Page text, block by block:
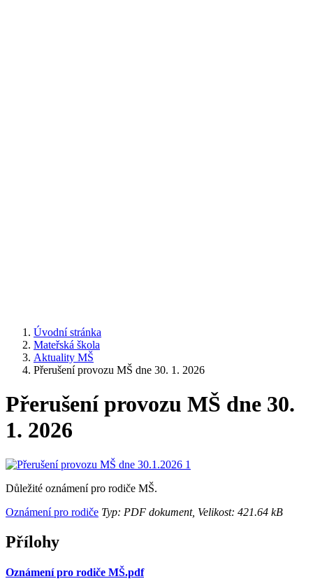
Úvodní stránka
Mateřská škola
Aktuality MŠ
Přerušení provozu MŠ dne 30. 1. 2026
Přerušení provozu MŠ dne 30.
1. 2026
Důležité oznámení pro rodiče MŠ.
Oznámení pro rodiče Typ: PDF dokument, Velikost: 421.64 kB
Přílohy
Oznámení pro rodiče MŠ.pdf